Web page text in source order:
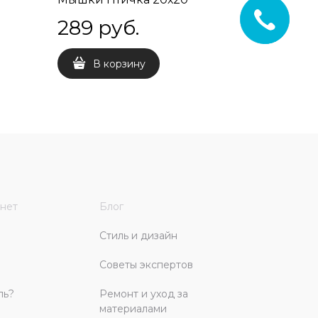
289 руб.
В корзину
289
Блог
Стиль и дизайн
Советы экспертов
Ремонт и уход за
материалами